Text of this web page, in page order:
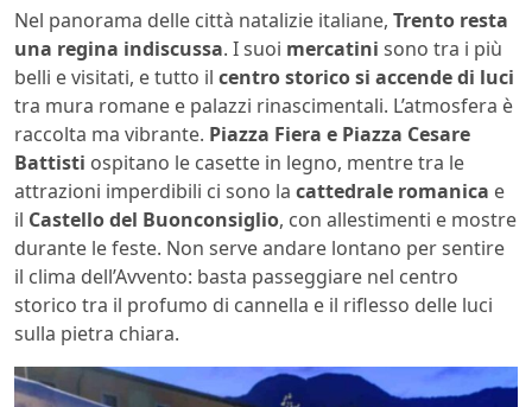
Nel panorama delle città natalizie italiane, Trento resta
una regina indiscussa. I suoi mercatini sono tra i più
belli e visitati, e tutto il centro storico si accende di luci
tra mura romane e palazzi rinascimentali. L’atmosfera è
raccolta ma vibrante. Piazza Fiera e Piazza Cesare
Battisti ospitano le casette in legno, mentre tra le
attrazioni imperdibili ci sono la cattedrale romanica e
il Castello del Buonconsiglio, con allestimenti e mostre
durante le feste. Non serve andare lontano per sentire
il clima dell’Avvento: basta passeggiare nel centro
storico tra il profumo di cannella e il riflesso delle luci
sulla pietra chiara.